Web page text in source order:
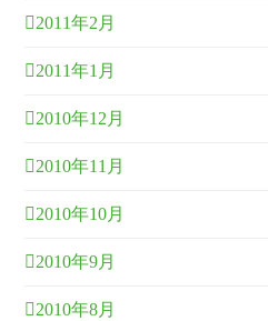
2011年2月
2011年1月
2010年12月
2010年11月
2010年10月
2010年9月
2010年8月